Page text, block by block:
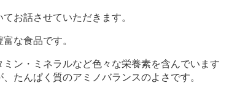
お話させていただきます。
な食品です。
ン・ミネラルなど色々な栄養素を含んでいます
たんぱく質のアミノバランスのよさです。